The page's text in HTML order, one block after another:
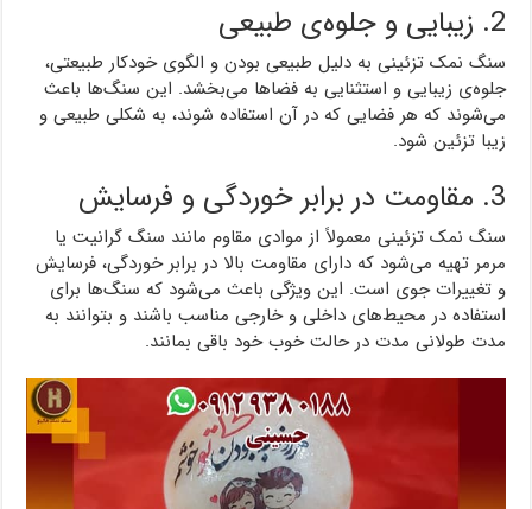
2. زیبایی و جلوه‌ی طبیعی
سنگ نمک تزئینی به دلیل طبیعی بودن و الگوی خودکار طبیعتی،
جلوه‌ی زیبایی و استثنایی به فضاها می‌بخشد. این سنگ‌ها باعث
می‌شوند که هر فضایی که در آن استفاده شوند، به شکلی طبیعی و
زیبا تزئین شود.
3. مقاومت در برابر خوردگی و فرسایش
سنگ نمک تزئینی معمولاً از موادی مقاوم مانند سنگ گرانیت یا
مرمر تهیه می‌شود که دارای مقاومت بالا در برابر خوردگی، فرسایش
و تغییرات جوی است. این ویژگی باعث می‌شود که سنگ‌ها برای
استفاده در محیط‌های داخلی و خارجی مناسب باشند و بتوانند به
مدت طولانی مدت در حالت خوب خود باقی بمانند.